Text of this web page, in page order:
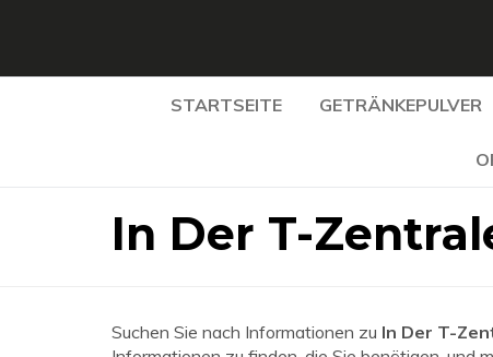
STARTSEITE GETRÄNKEPULVER
In Der T-
Suchen Sie nach Informationen zu In Der T-